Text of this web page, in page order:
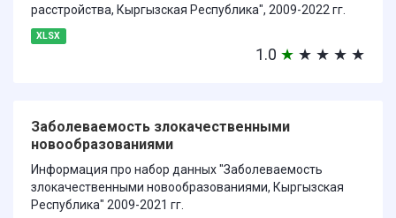
расстройства, Кыргызская Республика", 2009-2022 гг.
XLSX
1.0 ★ ★ ★ ★ ★
Заболеваемость злокачественными
новообразованиями
Информация про набор данных "Заболеваемость
злокачественными новообразованиями, Кыргызская
Республика" 2009-2021 гг.